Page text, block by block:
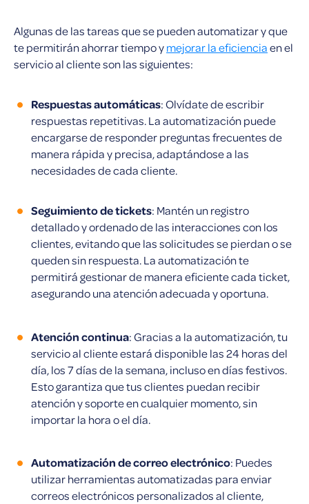
Algunas de las tareas que se pueden automatizar y que
te permitirán ahorrar tiempo ymejorar la eficienciaen el
servicio al cliente son las siguientes:
Respuestas automáticas: Olvídate de escribir
respuestas repetitivas. La automatización puede
encargarse de responder preguntas frecuentes de
manera rápida y precisa, adaptándose a las
necesidades de cada cliente.
Seguimiento de tickets: Mantén un registro
detallado y ordenado de las interacciones con los
clientes, evitando que las solicitudes se pierdan o se
queden sin respuesta. La automatización te
permitirá gestionar de manera eficiente cada ticket,
asegurando una atención adecuada y oportuna.
Atención continua: Gracias a la automatización, tu
servicio al cliente estará disponible las 24 horas del
día, los 7 días de la semana, incluso en días festivos.
Esto garantiza que tus clientes puedan recibir
atención y soporte en cualquier momento, sin
importar la hora o el día.
Automatización de correo electrónico: Puedes
utilizar herramientas automatizadas para enviar
correos electrónicos personalizados al cliente,